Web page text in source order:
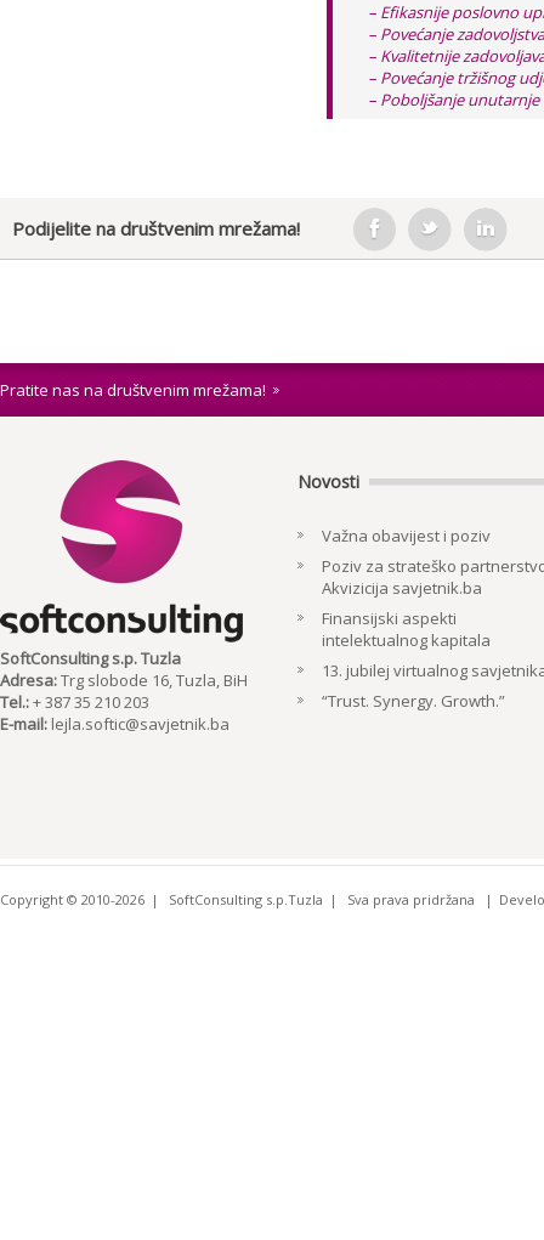
– Efikasnije poslovno
– Povećanje
– Kvalitetnije
– Povećanje tržišnog
– Poboljšanje unutarnje
Podijelite na društvenim mrežama!
Pratite nas na društvenim mrežama!
SoftConsulting s.p. Tuzla
Adresa:Trg slobode 16, Tuzla, BiH
Tel.:+ 387 35 210 203
E-mail: lejla.softic@savjetnik.ba
Novosti
Važna obavijest i poziv
Poziv za strateško
Akvizicija savjetnik.ba
Finansijski aspekti
intelektualnog kapitala
13. jubilej virtualnog
“Trust. Synergy. Growth.”
Copyright © 2010-2026 SoftConsulting s.p.Tuzla Sva prava pridržana